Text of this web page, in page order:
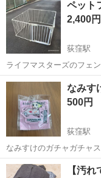
作には問題ありません。
でお願いします。現地に
ペッ
2,400円
荻窪駅
ライフマスターズのフェ
掃済みです。一部塗装が
出品しました。 類似色と
分が解りやすく白色ですが
東京 杉並区 荻窪駅
なみす
500円
荻窪駅
なみすけのガチャガチャ
コメントお願いします。
東京 杉並区 荻窪
【汚